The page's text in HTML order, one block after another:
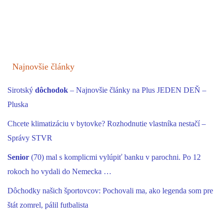
Najnovšie články
Sirotský dôchodok – Najnovšie články na Plus JEDEN DEŇ –
Pluska
Chcete klimatizáciu v bytovke? Rozhodnutie vlastníka nestačí –
Správy STVR
Senior (70) mal s komplicmi vylúpiť banku v parochni. Po 12
rokoch ho vydali do Nemecka …
Dôchodky našich športovcov: Pochovali ma, ako legenda som pre
štát zomrel, pálil futbalista